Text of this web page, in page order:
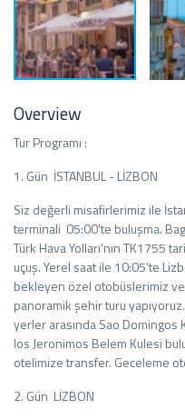
Overview
Tur Programı :
1. Gün İSTANBUL - LİZBON
Siz değerli misafirlerimiz ile
terminali 05:00'te buluşma.
Türk Hava Yolları'nın TK1755
uçuş. Yerel saat ile 10:05'te
bekleyen özel otobüslerimiz
panoramik şehir turu
yerler arasında Sao
los Jeronimos Belem Kulesi
otelimize transfer. Geceleme
2. Gün LİZBON